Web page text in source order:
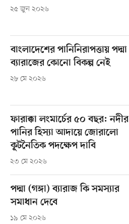
২৫ জুন ২০২৬
বাংলাদেশের পানিনিরাপত্তায় পদ্মা
ব্যারাজের কোনো বিকল্প নেই
২৮ মে ২০২৬
ফারাক্কা লংমার্চের ৫০ বছর: নদীর
পানির হিস্যা আদায়ে জোরালো
কূটনৈতিক পদক্ষেপ দাবি
২৩ মে ২০২৬
পদ্মা (গঙ্গা) ব্যারাজ কি সমস্যার
সমাধান দেবে
১৯ মে ২০২৬